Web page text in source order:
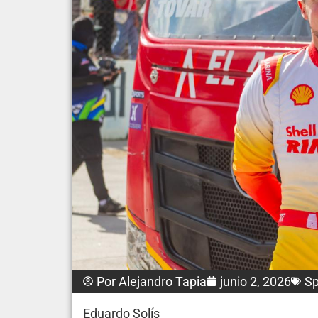
PorAlejandro Tapia junio 2, 2026
Eduardo Solís